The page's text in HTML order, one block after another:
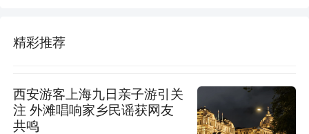
精彩推荐
西安游客上海九日亲子游引关
注 外滩唱响家乡民谣获网友
共鸣